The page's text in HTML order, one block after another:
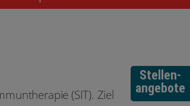
Stellen-
angebote
(SIT). Ziel